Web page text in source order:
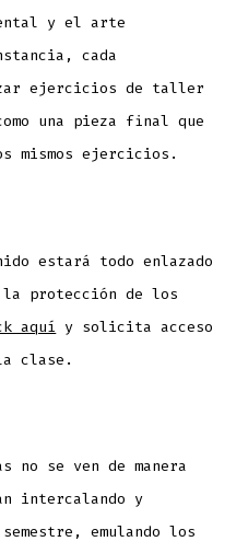
y el arte
cada
ejercicios de taller
una pieza final que
mismos ejercicios.
estará todo enlazado
protección de los
aquí y solicita acceso
clase.
no se ven de manera
intercalando y
emulando los